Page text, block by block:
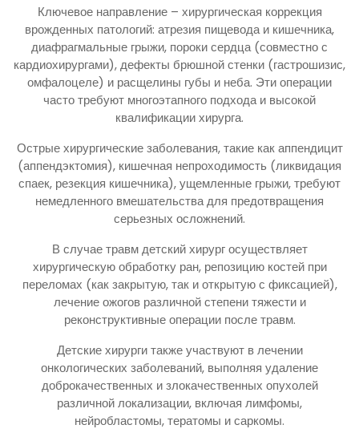
Ключевое направление – хирургическая коррекция
врожденных патологий: атрезия пищевода и кишечника,
диафрагмальные грыжи, пороки сердца (совместно с
кардиохирургами), дефекты брюшной стенки (гастрошизис,
омфалоцеле) и расщелины губы и неба. Эти операции
часто требуют многоэтапного подхода и высокой
квалификации хирурга.
Острые хирургические заболевания, такие как аппендицит
(аппендэктомия), кишечная непроходимость (ликвидация
спаек, резекция кишечника), ущемленные грыжи, требуют
немедленного вмешательства для предотвращения
серьезных осложнений.
В случае травм детский хирург осуществляет
хирургическую обработку ран, репозицию костей при
переломах (как закрытую, так и открытую с фиксацией),
лечение ожогов различной степени тяжести и
реконструктивные операции после травм.
Детские хирурги также участвуют в лечении
онкологических заболеваний, выполняя удаление
доброкачественных и злокачественных опухолей
различной локализации, включая лимфомы,
нейробластомы, тератомы и саркомы.